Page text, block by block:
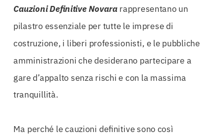
Cauzioni Definitive Novara rappresentano un
pilastro essenziale per tutte le imprese di
costruzione, i liberi professionisti, e le pubbliche
amministrazioni che desiderano partecipare a
gare d’appalto senza rischi e con la massima
tranquillità.
Ma perché le cauzioni definitive sono così